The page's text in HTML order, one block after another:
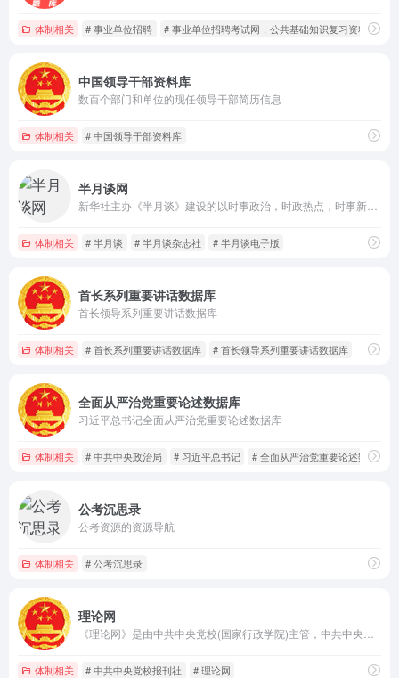
体制相关 # 事业单位招聘 # 事业单位招聘考试网，公共基础知识复习资料 #
中国领导干部资料库
数百个部门和单位的现任领导干部简历信息
体制相关 # 中国领导干部资料库
半月谈网
体制相关 # 半月谈 # 半月谈杂志社 # 半月谈电子版
首长系列重要讲话数据库
首长领导系列重要讲话数据库
体制相关 # 首长系列重要讲话数据库 # 首长领导系列重要讲话数据库
全面从严治党重要论述数据库
习近平总书记全面从严治党重要论述数据库
体制相关 # 中共中央政治局 # 习近平总书记 # 全面从严治党重要论述数据库
公考沉思录
公考资源的资源导航
体制相关 # 公考沉思录
理论网
体制相关 # 中共中央党校报刊社 # 理论网